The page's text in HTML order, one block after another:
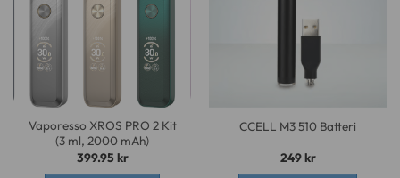
De
alternativen
kan
på
produktsidan
De
olika
kan
väljas
produktsidan
Vaporesso XROS PRO 2 Kit
(3 ml, 2000 mAh)
399.95 kr
CCELL M3 510 Batteri
249kr